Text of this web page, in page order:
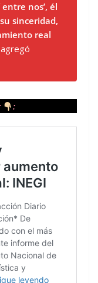
nos’, él
sinceridad,
real
: